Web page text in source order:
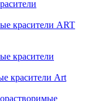
красители ART
красители
красители Art